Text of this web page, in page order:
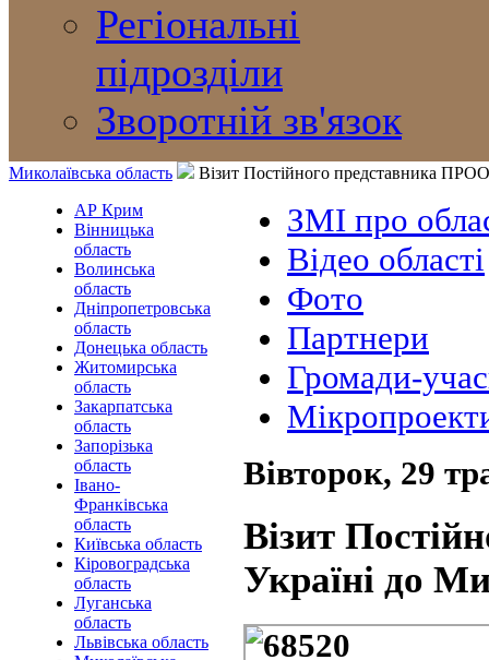
Регіональні
підрозділи
Зворотній зв'язок
Миколаївська область
Візит Постійного представника
АР Крим
Вінницька
область
Волинська
область
Дніпропетровська
область
Донецька область
Житомирська
область
Закарпатська
область
Запорізька
область
Івано-
Франківська
область
Київська область
Кіровоградська
область
Луганська
область
Львівська область
ЗМІ про
Відео області
Фото
Партнери
Громади-
Вівторок, 29
Візит
Україні до